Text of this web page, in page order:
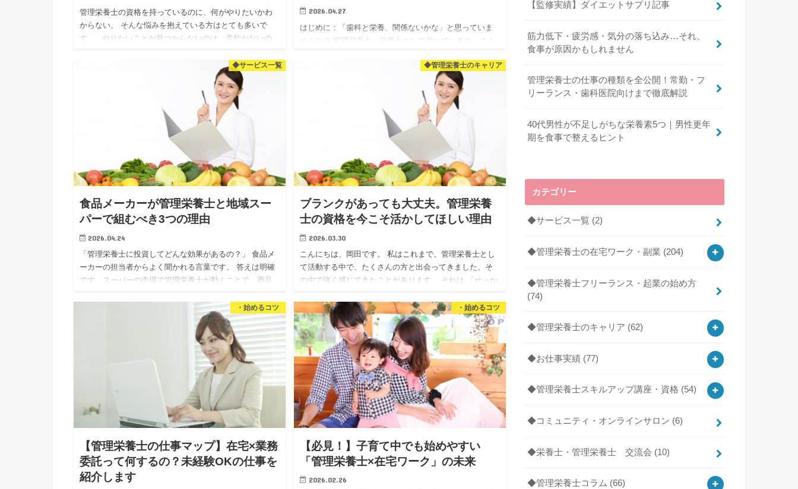
管理栄養士の資格を持っているのに、何がやりたいかわ
からない。 そんな悩みを抱えている方はとても多いで
す。 やりたいことが見つからないのは、意欲がないの
2026.04.27
はじめに：「歯科と栄養、関係ないかな」と思っていま
せんか？ 管理栄養士・栄養士として働いていると、こん
取ったのに、なんかやりがいを感じられない」 「残業が
◆サービス一覧
食品メーカーが管理栄養士と地域スー
パーで組むべき3つの理由
2026.04.24
「管理栄養士に投資してどんな効果があるの？」 食品メ
ーカーの担当者からよく聞かれる言葉です。 答えは明確
です。スーパーの売場で管理栄養士が動くことで、商品
◆管理栄養士のキャリア
ブランクがあっても大丈夫。管理栄養
士の資格を今こそ活かしてほしい理由
2026.03.30
こんにちは、岡田です。 私はこれまで、管理栄養士とし
て活動する中で、たくさんの方と出会ってきました。そ
の中で強く感じてきたことがあります。 それは 「せっか
てしまっている…
・始めるコツ
【管理栄養士の仕事マップ】在宅×業務
委託って何するの？未経験OKの仕事を
紹介します
・始めるコツ
【必見！】子育て中でも始めやすい
「管理栄養士×在宅ワーク」の未来
2026.02.26
【監修実績】ダイエットサプリ記事
筋力低下・疲労感・気分の落ち込み…それ、
食事が原因かもしれません
管理栄養士の仕事の種類を全公開！常勤・フ
リーランス・歯科医院向けまで徹底解説
40代男性が不足しがちな栄養素5つ｜男性更年
期を食事で整えるヒント
カテゴリー
◆サービス一覧 (2)
◆管理栄養士の在宅ワーク・副業 (204)
◆管理栄養士フリーランス・起業の始め方
(74)
◆管理栄養士のキャリア (62)
◆お仕事実績 (77)
◆管理栄養士スキルアップ講座・資格 (54)
◆コミュニティ・オンラインサロン (6)
◆栄養士・管理栄養士 交流会 (10)
◆管理栄養士コラム (66)